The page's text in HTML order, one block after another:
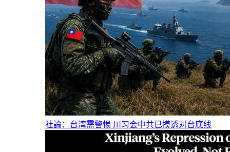
社論：台湾需警惕 川习会中共已摸透对台底线